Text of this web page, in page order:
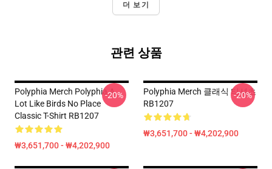
더 보기
관련 상품
Polyphia Merch Polyphia A
Lot Like Birds No Place
Classic T-Shirt RB1207
₩3,651,700 - ₩4,202,900
-20%
Polyphia Merch 클래식 티셔츠
RB1207
₩3,651,700 - ₩4,202,900
-20%